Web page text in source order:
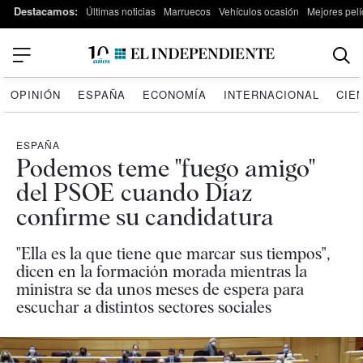
Destacamos: Últimas noticias Marruecos Vehículos ocasión Mejores
OPINIÓN ESPAÑA ECONOMÍA INTERNACIONAL
ESPAÑA
Podemos teme "fuego amigo"
del PSOE cuando Díaz
confirme su candidatura
"Ella es la que tiene que marcar sus tiempos",
dicen en la formación morada mientras la
ministra se da unos meses de espera para
escuchar a distintos sectores sociales